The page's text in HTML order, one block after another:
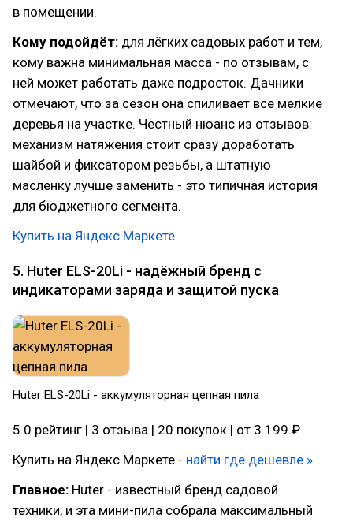
в помещении.
Кому подойдёт: для лёгких садовых работ и тем,
кому важна минимальная масса - по отзывам, с
ней может работать даже подросток. Дачники
отмечают, что за сезон она спиливает все мелкие
деревья на участке. Честный нюанс из отзывов:
механизм натяжения стоит сразу доработать
шайбой и фиксатором резьбы, а штатную
масленку лучше заменить - это типичная история
для бюджетного сегмента.
Купить на Яндекс Маркете
5. Huter ELS-20Li - надёжный бренд с
индикаторами заряда и защитой пуска
Huter ELS-20Li - аккумуляторная цепная пила
5.0 рейтинг | 3 отзыва | 20 покупок | от 3 199 ₽
Купить на Яндекс Маркете - найти где дешевле »
Главное: Huter - известный бренд садовой
техники, и эта мини-пила собрала максимальный